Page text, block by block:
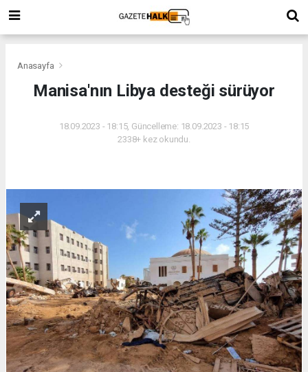
Anasayfa
Manisa'nın Libya desteği sürüyor
18.09.2023 - 18:15, Güncelleme: 18.09.2023 - 18:15
2338+ kez okundu.